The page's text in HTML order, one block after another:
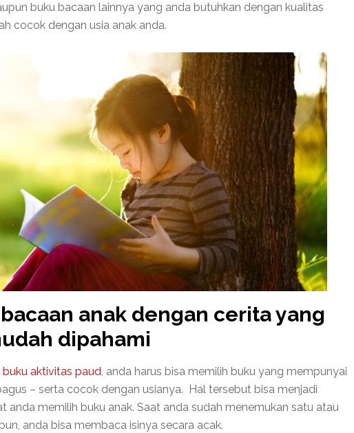
buku bacaan lainnya yang anda butuhkan dengan kualitas
cocok dengan usia anak anda.
anak dengan cerita yang
dipahami
buku aktivitas paud, anda harus bisa memilih buku yang mempunyai
– serta cocok dengan usianya. Hal tersebut bisa menjadi
anda memilih buku anak. Saat anda sudah menemukan satu atau
anda bisa membaca isinya secara acak.